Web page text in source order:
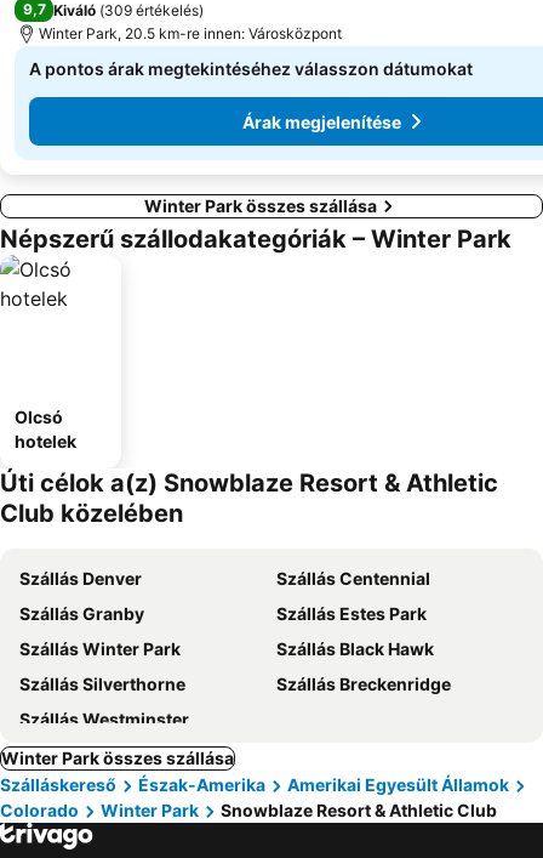
9,7 Kiváló (309 értékelés)
Winter Park, 20.5 km-re innen: Városközpont
A pontos árak megtekintéséhez válasszon dátumokat
Árak megjelenítése
Winter Park összes szállása
Népszerű szállodakategóriák – Winter Park
Olcsó
hotelek
Úti célok a(z) Snowblaze Resort & Athletic
Club közelében
Szállás Denver
Szállás Centennial
Szállás Granby
Szállás Estes Park
Szállás Winter Park
Szállás Black Hawk
Szállás Silverthorne
Szállás Breckenridge
Szállás Westminster
Winter Park összes szállása
Szálláskereső
Észak-Amerika
Amerikai Egyesült Államok
Colorado
Winter Park Snowblaze Resort & Athletic Club